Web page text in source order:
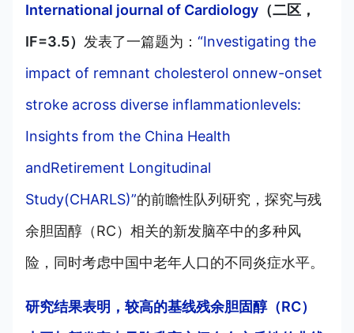
International journal of Cardiology （二区，
IF=3.5） 发表了一篇题为： “Investigating the
impact of remnant cholesterol onnew-onset
stroke across diverse inflammationlevels:
Insights from the China Health
andRetirement Longitudinal
Study(CHARLS)”的前瞻性队列研究，探究与残
余胆固醇（RC）相关的新发脑卒中的多种风
险，同时考虑中国中老年人口的不同炎症水平。
研究结果表明，较高的基线残余胆固醇（RC）